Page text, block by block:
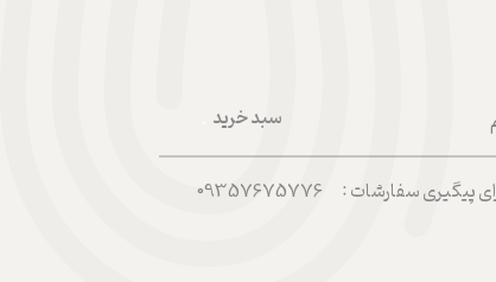
سبد خرید
سفارشات : 09357675776